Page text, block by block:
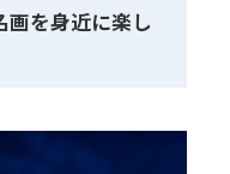
画を身近に楽し